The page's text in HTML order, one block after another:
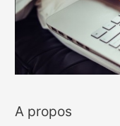
A propos